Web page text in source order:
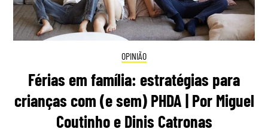
OPINIÃO
Férias em família: estratégias para
crianças com (e sem) PHDA | Por Miguel
Coutinho e Dinis Catronas